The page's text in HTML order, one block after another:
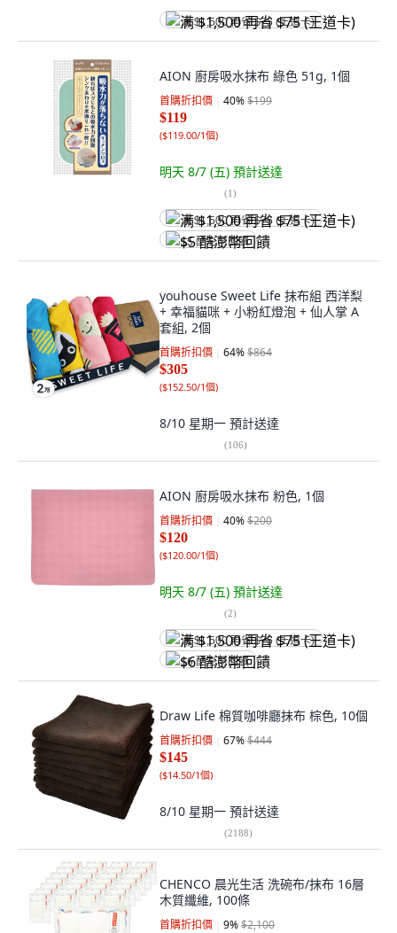
满 $1,500 再省 $75 (王道卡)
AION 廚房吸水抹布 綠色 51g, 1個
首購折扣價 40%$199
$119
($119.00/1個)
明天 8/7 (五) 預計送達
(1)
满 $1,500 再省 $75 (王道卡)
$5 酷澎幣回饋
youhouse Sweet Life 抹布組 西洋梨
+ 幸福貓咪 + 小粉紅燈泡 + 仙人掌 A
套組, 2個
首購折扣價 64%$864
$305
($152.50/1個)
8/10 星期一 預計送達
(106)
AION 廚房吸水抹布 粉色, 1個
首購折扣價 40%$200
$120
($120.00/1個)
明天 8/7 (五) 預計送達
(2)
满 $1,500 再省 $75 (王道卡)
$6 酷澎幣回饋
Draw Life 棉質咖啡廳抹布 棕色, 10個
首購折扣價 67%$444
$145
($14.50/1個)
8/10 星期一 預計送達
(2188)
CHENCO 晨光生活 洗碗布/抹布 16層
木質纖維, 100條
首購折扣價 9%$2,100